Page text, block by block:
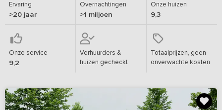
Ervaring
>20 jaar
Overnachtingen
>1 miljoen
Onze huizen
9,3
Onze service
9,2
Verhuurders &
huizen gecheckt
Totaalprijzen, geen
onverwachte kosten